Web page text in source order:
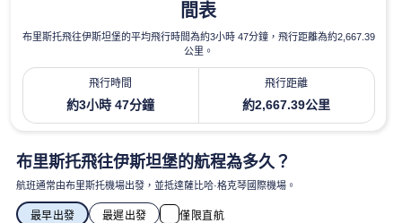
間表
布里斯托飛往伊斯坦堡的平均飛行時間為約3小時 47分鐘，飛行距離為約2,667.39
公里。
飛行時間
約3小時 47分鐘
飛行距離
約2,667.39公里
布里斯托飛往伊斯坦堡的航程為多久？
航班通常由布里斯托機場出發，並抵達薩比哈·格克琴國際機場。
最早出發 最遲出發 僅限直航